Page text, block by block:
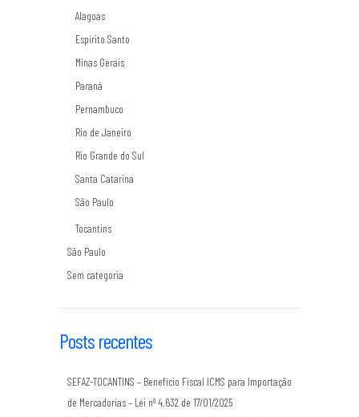
Alagoas
Espírito Santo
Minas Gerais
Paraná
Pernambuco
Rio de Janeiro
Rio Grande do Sul
Santa Catarina
São Paulo
Tocantins
São Paulo
Sem categoria
Posts recentes
SEFAZ-TOCANTINS – Benefício Fiscal ICMS para Importação
de Mercadorias – Lei nº 4.632 de 17/01/2025